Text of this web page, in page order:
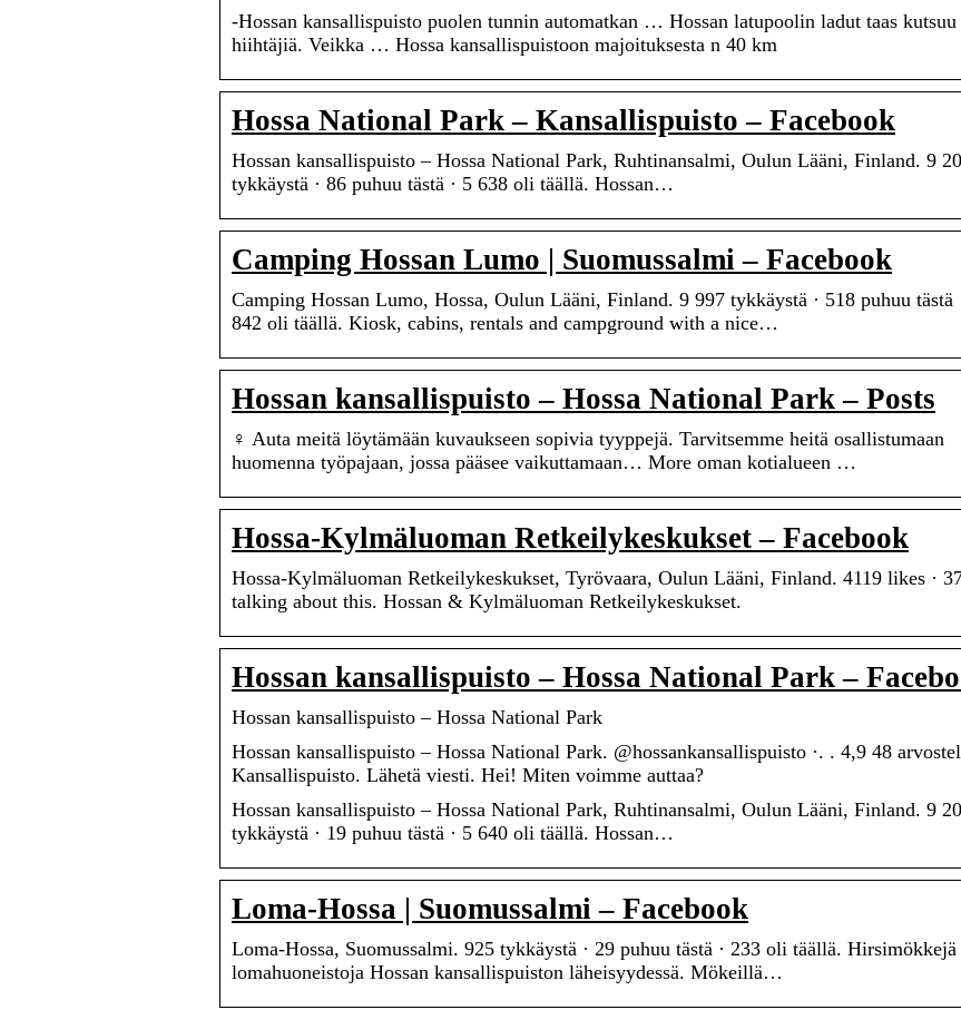
-Hossan kansallispuisto puolen tunnin automatkan … Hossan latupoolin ladut taas kutsuu
hiihtäjiä. Veikka … Hossa kansallispuistoon majoituksesta n 40 km
Hossa National Park – Kansallispuisto – Facebook
Hossan kansallispuisto – Hossa National Park, Ruhtinansalmi, Oulun Lääni, Finland. 9
tykkäystä · 86 puhuu tästä · 5 638 oli täällä. Hossan…
Camping Hossan Lumo | Suomussalmi – Facebook
Camping Hossan Lumo, Hossa, Oulun Lääni, Finland. 9 997 tykkäystä · 518 puhuu tästä
842 oli täällä. Kiosk, cabins, rentals and campground with a nice…
Hossan kansallispuisto – Hossa National Park – Posts
‍♀️ Auta meitä löytämään kuvaukseen sopivia tyyppejä. Tarvitsemme heitä osallistumaan
huomenna työpajaan, jossa pääsee vaikuttamaan… More oman kotialueen …
Hossa-Kylmäluoman Retkeilykeskukset – Facebook
Hossa-Kylmäluoman Retkeilykeskukset, Tyrövaara, Oulun Lääni, Finland. 4119 likes ·
talking about this. Hossan & Kylmäluoman Retkeilykeskukset.
Hossan kansallispuisto – Hossa National Park –
Hossan kansallispuisto – Hossa National Park
Hossan kansallispuisto – Hossa National Park. @hossankansallispuisto ·. . 4,9 48
Kansallispuisto. Lähetä viesti. Hei! Miten voimme auttaa?
Hossan kansallispuisto – Hossa National Park, Ruhtinansalmi, Oulun Lääni, Finland. 9
tykkäystä · 19 puhuu tästä · 5 640 oli täällä. Hossan…
Loma-Hossa | Suomussalmi – Facebook
Loma-Hossa, Suomussalmi. 925 tykkäystä · 29 puhuu tästä · 233 oli täällä.
lomahuoneistoja Hossan kansallispuiston läheisyydessä. Mökeillä…